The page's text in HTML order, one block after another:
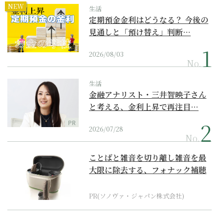
NEW 生活
定期預金金利はどうなる？ 今後の
見通しと「預け替え」判断…
2026/08/03
No.
PR
生活
金融アナリスト・三井智映子さん
と考える、金利上昇で再注目…
2026/07/28
No.
ことばと雑音を切り離し雑音を最
大限に除去する、フォナック補聴
PR(ソノヴァ・ジャパン株式会社)